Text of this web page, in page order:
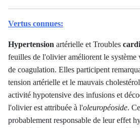
Vertus connues:
Hypertension artérielle et Troubles
feuilles de l'olivier améliorent le système
de coagulation. Elles participent
tension artérielle et le mauvais
activité hypotensive des infusions et
l'olivier est attribuée à l'oleuropéoside.
probablement responsable de leur effet